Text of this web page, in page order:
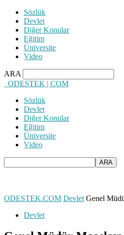
Sözlük
Devlet
Diğer Konular
Eğitim
Üniversite
Video
ARA
ODESTEK | COM
Sözlük
Devlet
Diğer Konular
Eğitim
Üniversite
Video
ODESTEK.COM Devlet Genel
Devlet